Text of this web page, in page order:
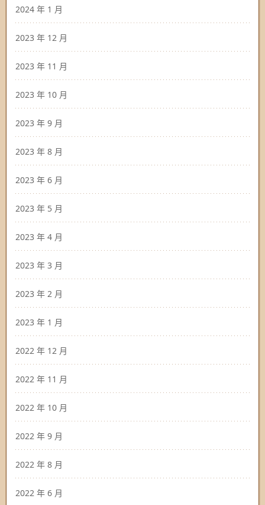
2024 年 1 月
2023 年 12 月
2023 年 11 月
2023 年 10 月
2023 年 9 月
2023 年 8 月
2023 年 6 月
2023 年 5 月
2023 年 4 月
2023 年 3 月
2023 年 2 月
2023 年 1 月
2022 年 12 月
2022 年 11 月
2022 年 10 月
2022 年 9 月
2022 年 8 月
2022 年 6 月